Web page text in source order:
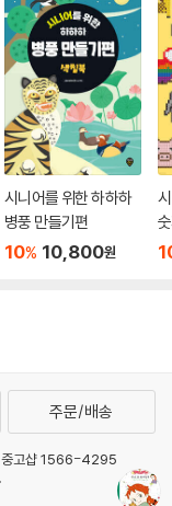
시니어를 위한 하하하
병풍 만들기편
10% 10,800원
주문/배송
중고샵 1566-4295